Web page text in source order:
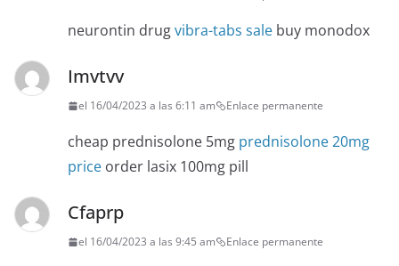
neurontin drugvibra-tabs sale buy monodox
Imvtvv
el 16/04/2023 a las 6:11 am Enlace permanente
cheap prednisolone 5mg prednisolone 20mg
price order lasix 100mg pill
Cfaprp
el 16/04/2023 a las 9:45 am Enlace permanente